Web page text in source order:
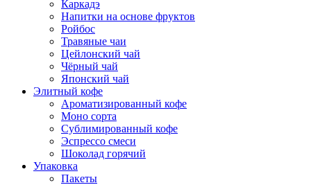
Каркадэ
Напитки на основе фруктов
Ройбос
Травяные чаи
Цейлонский чай
Чёрный чай
Японский чай
Элитный кофе
Ароматизированный кофе
Моно сорта
Сублимированный кофе
Эспрессо смеси
Шоколад горячий
Упаковка
Пакеты